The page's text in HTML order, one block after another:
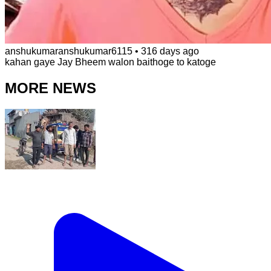
anshukumaranshukumar6115 • 316 days ago
kahan gaye Jay Bheem walon baithoge to katoge
MORE NEWS